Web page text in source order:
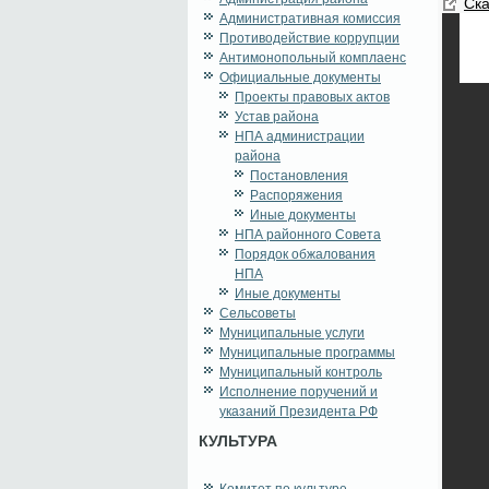
Административная комиссия
Противодействие коррупции
Антимонопольный комплаенс
Официальные документы
Проекты правовых актов
Устав района
НПА администрации
района
Постановления
Распоряжения
Иные документы
НПА районного Совета
Порядок обжалования
НПА
Иные документы
Сельсоветы
Муниципальные услуги
Муниципальные программы
Муниципальный контроль
Исполнение поручений и
указаний Президента РФ
КУЛЬТУРА